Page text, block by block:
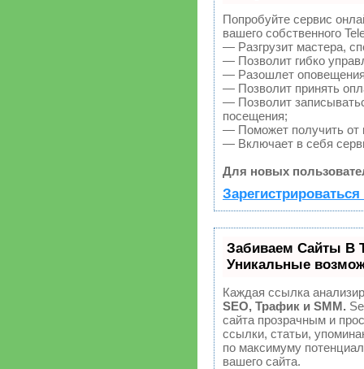
Попробуйте сервис
вашего собственного
— Разгрузит мастера,
— Позволит гибко
— Разошлет
— Позволит принять
— Позволит
посещения;
— Поможет получить от
— Включает в себя
Для новых
Забиваем Сайты
Уникальные
Каждая ссылка
SEO, Трафик и SMM.
сайта прозрачным и
ссылки, статьи,
по максимуму
вашего сайта.